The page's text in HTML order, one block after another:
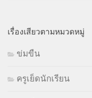
เรื่องเสียวตามหมวดหมู่
ข่มขืน
ครูเย็ดนักเรียน